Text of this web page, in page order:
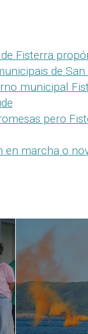
de Fisterra
de San
municipal
pero
en marcha o